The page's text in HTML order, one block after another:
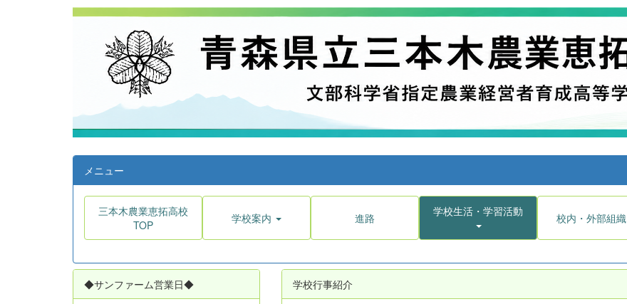
メニュー
三本木農業恵拓高校
TOP
学校案内 進路 学校生活・学習活動 校内・外部組織
学校行事紹介
◆サンファーム営業日◆